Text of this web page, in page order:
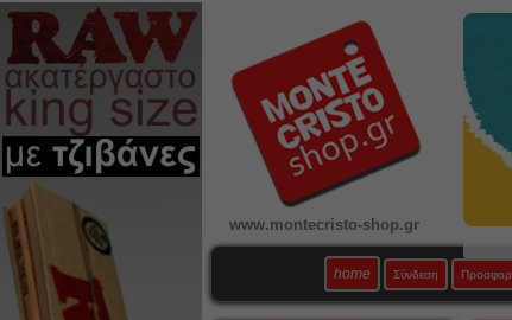
www.montecristo-shop.gr
home Σύνδεση